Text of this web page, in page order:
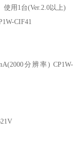
使用1台(Ver.2.0以上)
CIF41
分辨率) CP1W-